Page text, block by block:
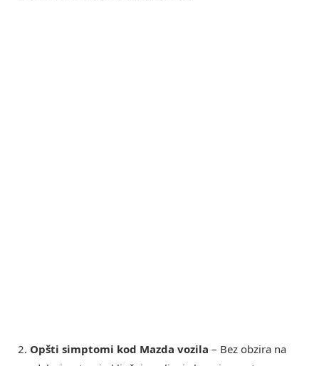
2. Opšti simptomi kod Mazda vozila – Bez obzira na